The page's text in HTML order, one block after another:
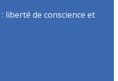
liberté de conscience et